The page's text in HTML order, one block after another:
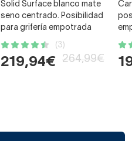
Solid Surface blanco mate
seno centrado. Posibilidad
para grifería empotrada
(3)
219,94€ 264,99€